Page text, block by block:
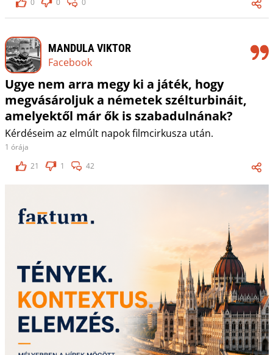
0 0 0
MANDULA VIKTOR
Facebook
Ugye nem arra megy ki a játék, hogy
megvásároljuk a németek szélturbináit,
amelyektől már ők is szabadulnának?
Kérdéseim az elmúlt napok filmcirkusza után.
1 órája
21
1 42